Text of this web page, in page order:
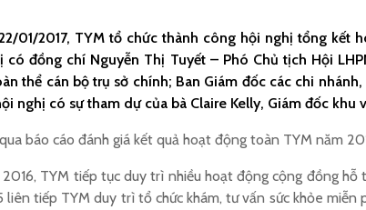
01/2017, TYM tổ chức thành công hội nghị tổng kết
có đồng chí Nguyễn Thị Tuyết – Phó Chủ tịch Hội
thể cán bộ trụ sở chính; Ban Giám đốc các chi
nghị có sự tham dự của bà Claire Kelly, Giám đốc
báo cáo đánh giá kết quả hoạt động toàn TYM năm
TYM tiếp tục duy trì nhiều hoạt động cộng đồng hỗ
tiếp TYM duy trì tổ chức khám, tư vấn sức khỏe miễn